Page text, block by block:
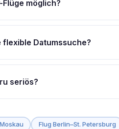
Flüge möglich?
einfach„Einfacher Flug"
über die Rück- oder
flexible Datumssuche?
Kalenderübersicht die
Verschiebung sparen häufig
seriös?
HTTPS-gesicherter
Flug Berlin–St. Petersburg